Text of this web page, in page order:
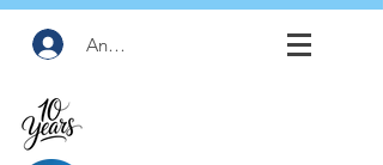
Anmelden